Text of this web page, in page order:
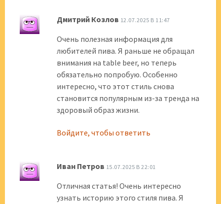
Дмитрий Козлов 12.07.2025 В 11:47
Очень полезная информация для
любителей пива. Я раньше не обращал
внимания на table beer, но теперь
обязательно попробую. Особенно
интересно, что этот стиль снова
становится популярным из-за тренда на
здоровый образ жизни.
Войдите, чтобы ответить
Иван Петров 15.07.2025 В 22:01
Отличная статья! Очень интересно
узнать историю этого стиля пива. Я